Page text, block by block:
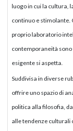
luogo in cui la cultura,
continuo e stimolante.
proprio laboratorio
contemporaneità
esigente si aspetta.
Suddivisa in diverse
offrire uno spazio di
politica alla filosofia,
alle tendenze culturali